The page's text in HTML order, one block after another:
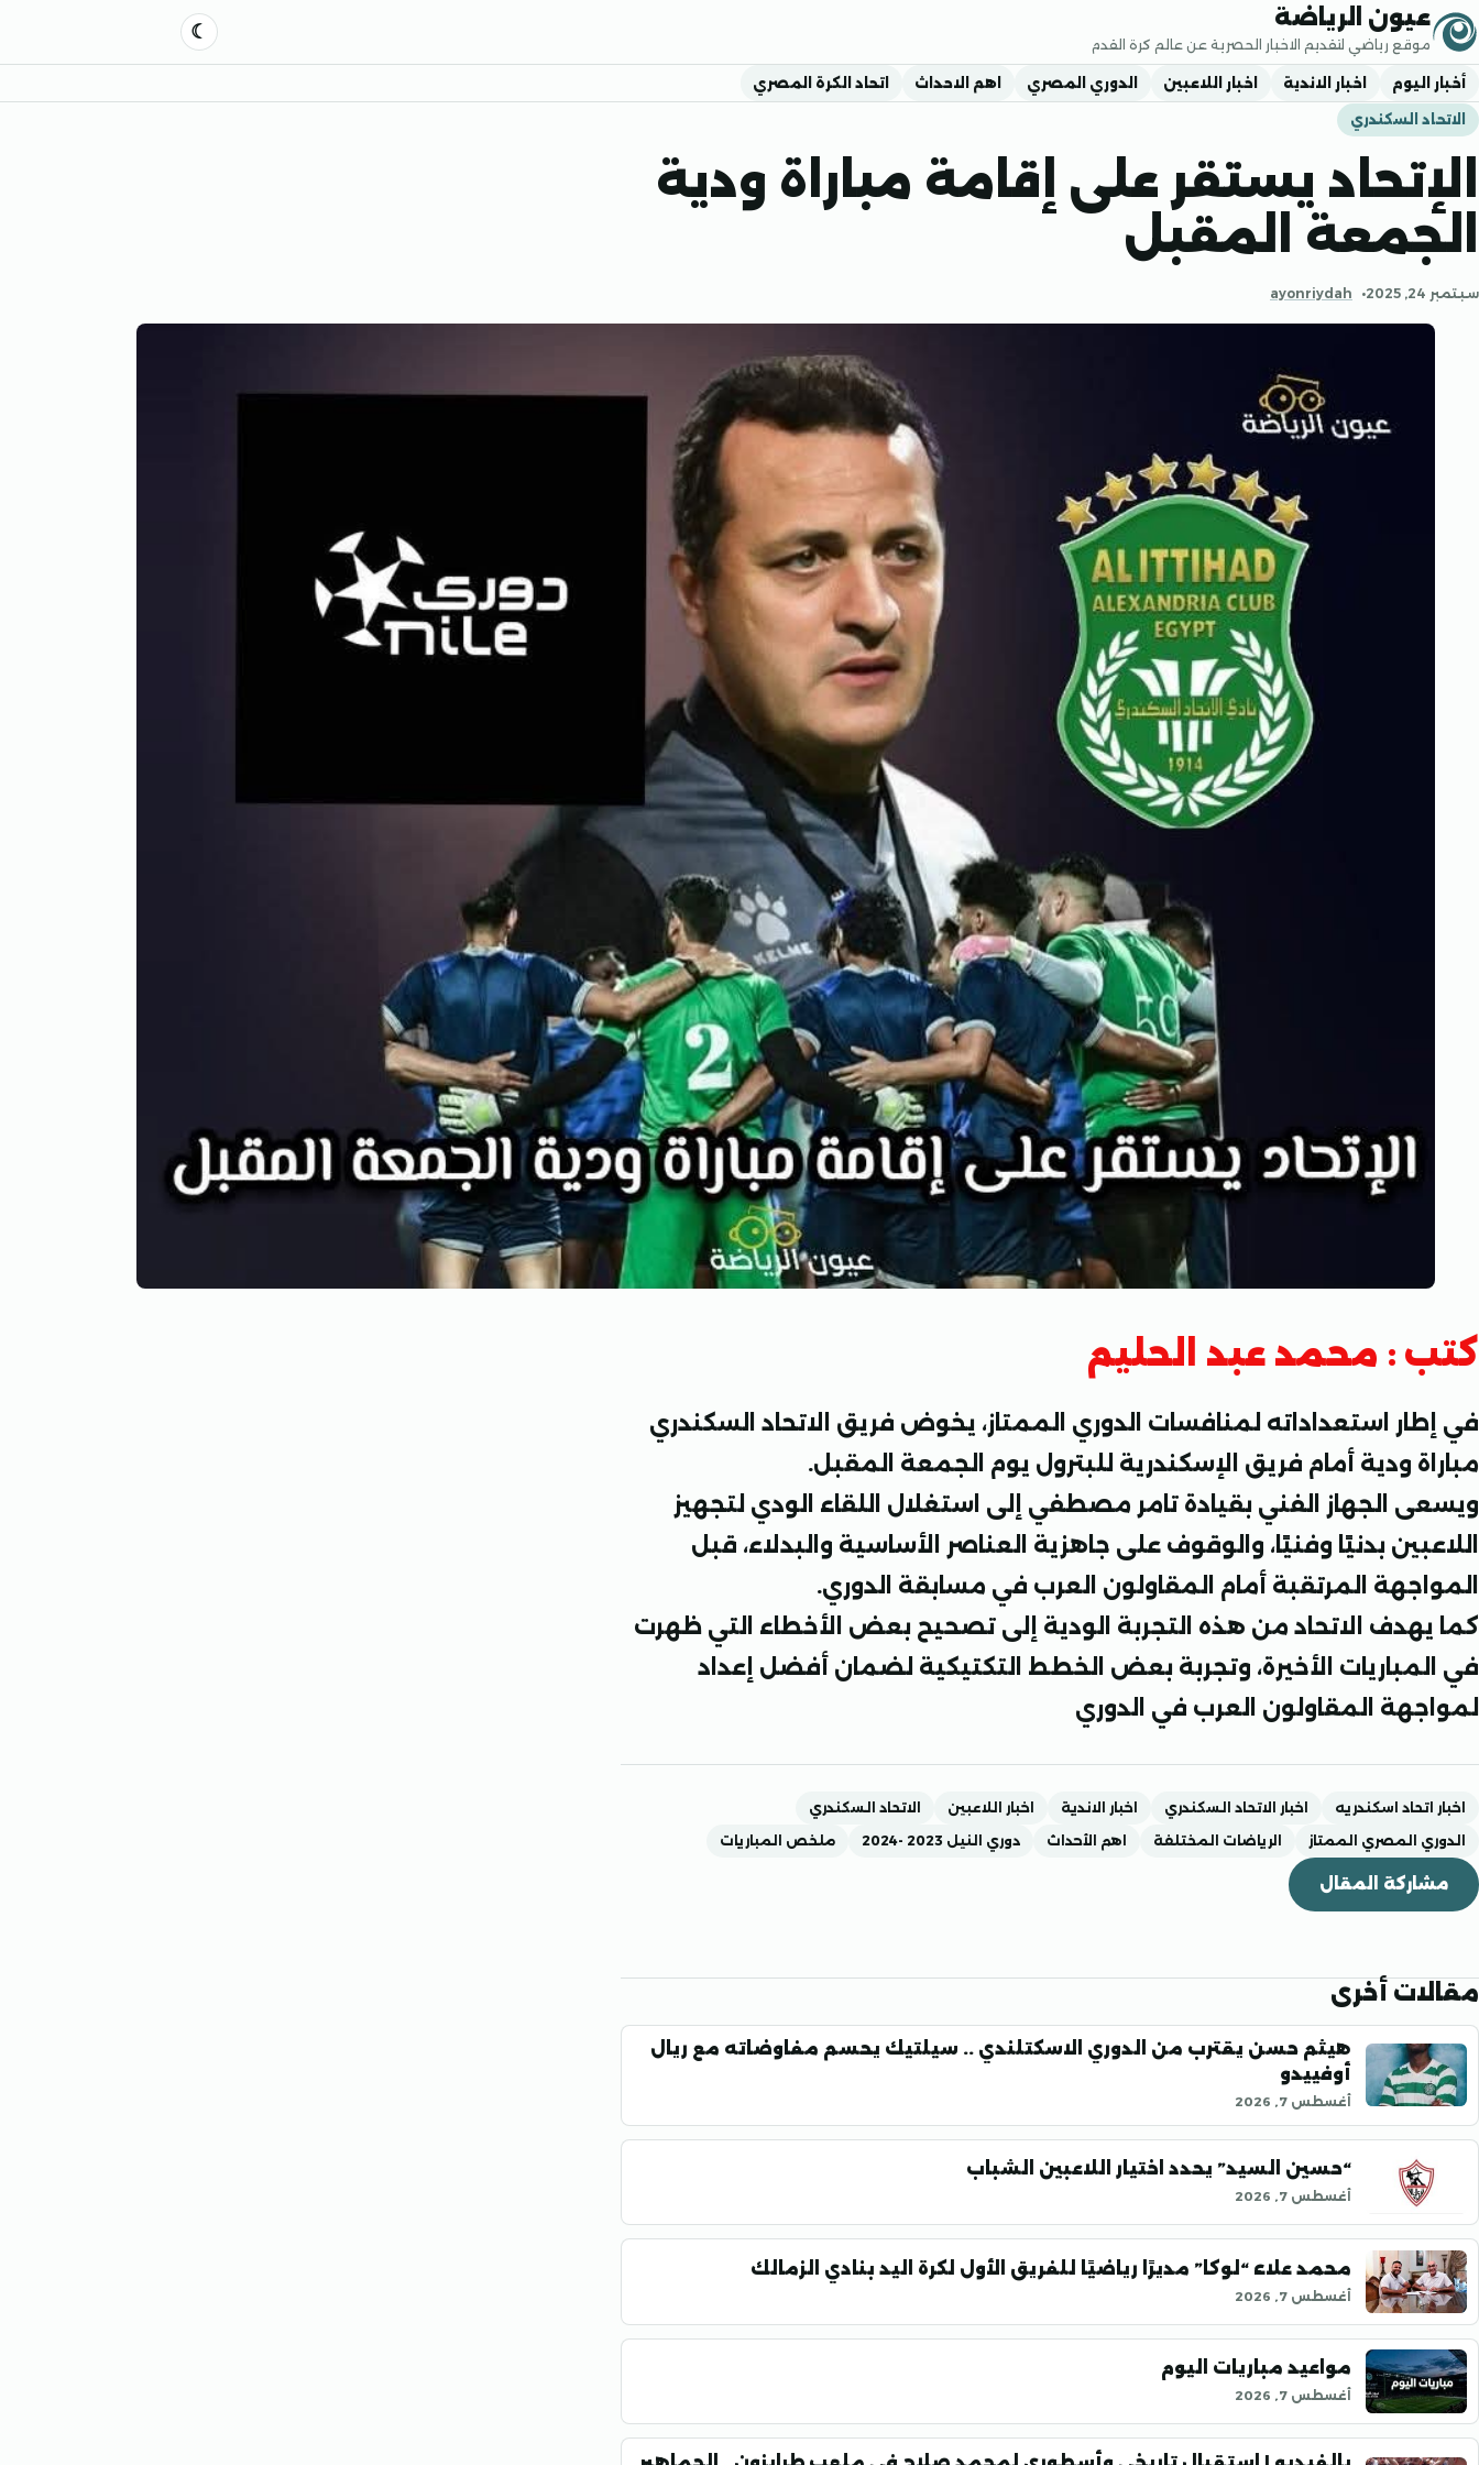
تجاوز إلى المحتوى
عيون الرياضة
موقع رياضي لتقديم الاخبار الحصرية عن عالم كرة القدم
أخبار اليوم اخبار الاندية اخبار اللاعبين الدوري المصري اهم الاحداث اتحاد الكرة المصري
الاتحاد السكندري
الإتحاد يستقر على إقامة مباراة ودية
الجمعة المقبل
سبتمبر 24, 2025 ayonriydah
كتب : محمد عبد الحليم
في إطار استعداداته لمنافسات الدوري الممتاز، يخوض فريق الاتحاد السكندري
مباراة ودية أمام فريق الإسكندرية للبترول يوم الجمعة المقبل.
ويسعى الجهاز الفني بقيادة تامر مصطفي إلى استغلال اللقاء الودي لتجهيز
اللاعبين بدنيًا وفنيًا، والوقوف على جاهزية العناصر الأساسية والبدلاء، قبل
المواجهة المرتقبة أمام المقاولون العرب في مسابقة الدوري.
كما يهدف الاتحاد من هذه التجربة الودية إلى تصحيح بعض الأخطاء التي ظهرت
في المباريات الأخيرة، وتجربة بعض الخطط التكتيكية لضمان أفضل إعداد
لمواجهة المقاولون العرب في الدوري
اخبار اتحاد اسكندريه اخبار الاتحاد السكندري اخبار الاندية اخبار اللاعبين
الاتحاد السكندري
الدوري المصري الممتاز
الرياضات المختلفة اهم الأحداث دوري النيل 2023 -2024 ملخص المباريات
مشاركة المقال
مقالات أخرى
هيثم حسن يقترب من الدوري الاسكتلندي .. سيلتيك يحسم مفاوضاته مع ريال
أوفييدو
أغسطس 7, 2026
“حسين السيد” يحدد اختيار اللاعبين الشباب
أغسطس 7, 2026
محمد علاء “لوكا” مديرًا رياضيًا للفريق الأول لكرة اليد بنادي الزمالك
أغسطس 7, 2026
مواعيد مباريات اليوم
أغسطس 7, 2026